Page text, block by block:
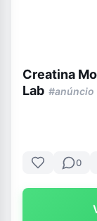
Creatina
Lab #anúncio
0